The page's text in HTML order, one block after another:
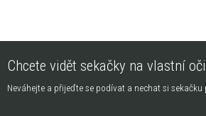
Chcete vidět sekačky na vlastní
Neváhejte a přijeďte se podívat a nechat si sekačku